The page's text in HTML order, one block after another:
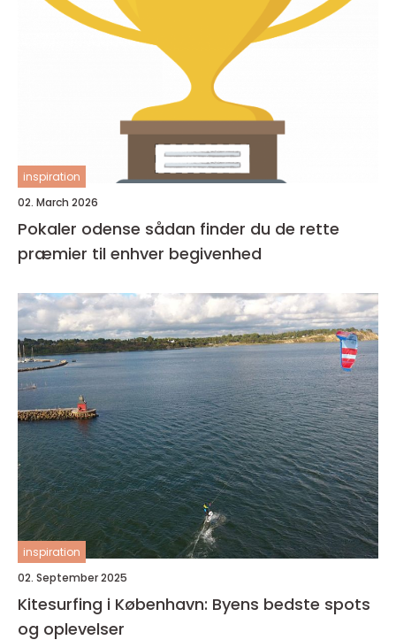
inspiration
02. March 2026
Pokaler odense sådan finder du de rette
præmier til enhver begivenhed
inspiration
02. September 2025
Kitesurfing i København: Byens bedste spots
og oplevelser